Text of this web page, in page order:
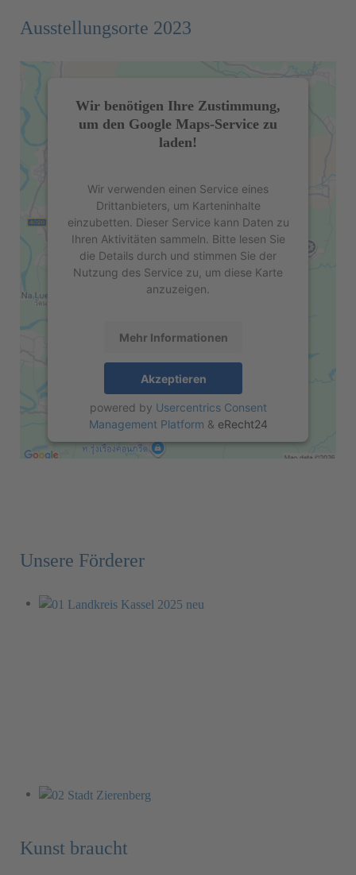
Ausstellungsorte 2023
Wir benötigen Ihre Zustimmung,
um den Google Maps-Service zu
laden!
Wir verwenden einen Service eines
Drittanbieters, um Karteninhalte
einzubetten. Dieser Service kann Daten zu
Ihren Aktivitäten sammeln. Bitte lesen Sie
die Details durch und stimmen Sie der
Nutzung des Service zu, um diese Karte
anzuzeigen.
Mehr Informationen
Akzeptieren
powered by Usercentrics Consent
Management Platform & eRecht24
Unsere Förderer
Kunst braucht